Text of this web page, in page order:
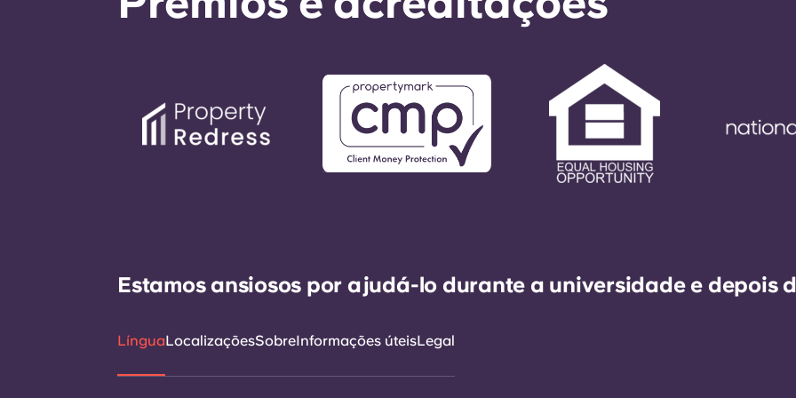
Estamos ansiosos por ajudá-lo durante a universidade e depois
LínguaLocalizaçõesSobreInformações úteisLegal